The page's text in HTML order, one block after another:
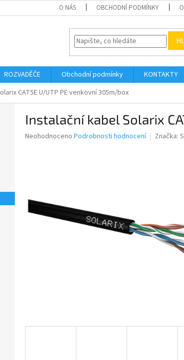
O NÁS OBCHODNÍ PODMÍNKY
ROZVADĚČE Obchodní podmínky KONTAKTY
CAT5E U/UTP PE venkovní 305m/box
Instalační kabel Solarix
Průměrné
hvězdiček.
Neohodnoceno Podrobnosti hodnocení Značka: